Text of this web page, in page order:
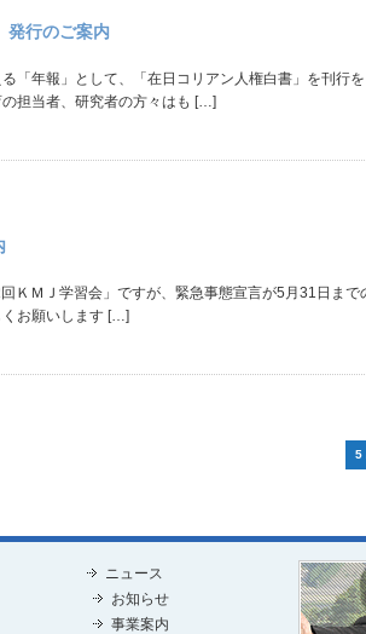
発行のご案内
「年報」として、「在日コリアン人権白書」を刊行
担当者、研究者の方々はも […]
ＫＭＪ学習会」ですが、緊急事態宣言が5月31日ま
くお願いします […]
5
ニュース
お知らせ
事業案内